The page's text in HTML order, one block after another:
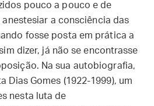
pouco a pouco e de
a consciência das
fosse posta em prática a
dizer, já não se encontrasse
Na sua autobiografia,
Dias Gomes (1922-1999), um
nesta luta de